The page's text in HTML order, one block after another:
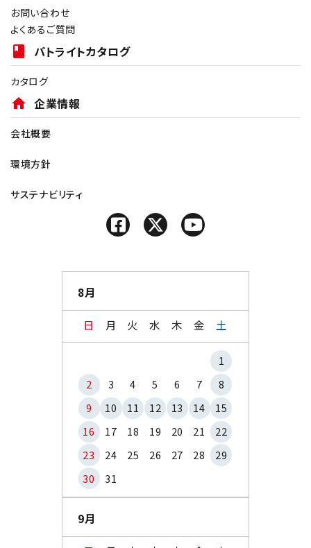
お問い合わせ
よくあるご質問
book パトライトカタログ
カタログ
home 企業情報
会社概要
環境方針
サステナビリティ
8月
日 月 火 水 木 金 土
1
2
3 4 5 6 7
8
9
10 11 12 13 14
15
16
17 18 19 20 21
22
23
24 25 26 27 28
29
30
31
9月